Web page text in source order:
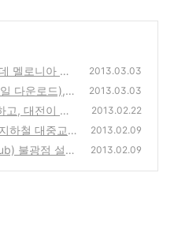
멜로니아 아
라하기 전략
2013.03.03
다운로드),
놓으면 좋은 A
2013.03.03
고, 대전이 충
를 수용하고,
중요성
(6)
2013.02.22
하철 대중교통
우리, 용미리
2013.02.09
불광점 설날
2013.02.09